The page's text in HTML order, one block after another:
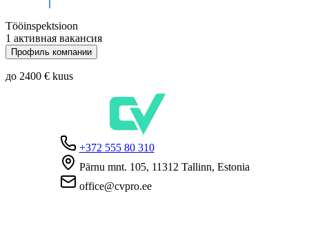
Tööinspektsioon
1 активная вакансия
Профиль компании
до 2400 € kuus
+372 555 80 310
Pärnu mnt. 105, 11312 Tallinn, Estonia
office@cvpro.ee